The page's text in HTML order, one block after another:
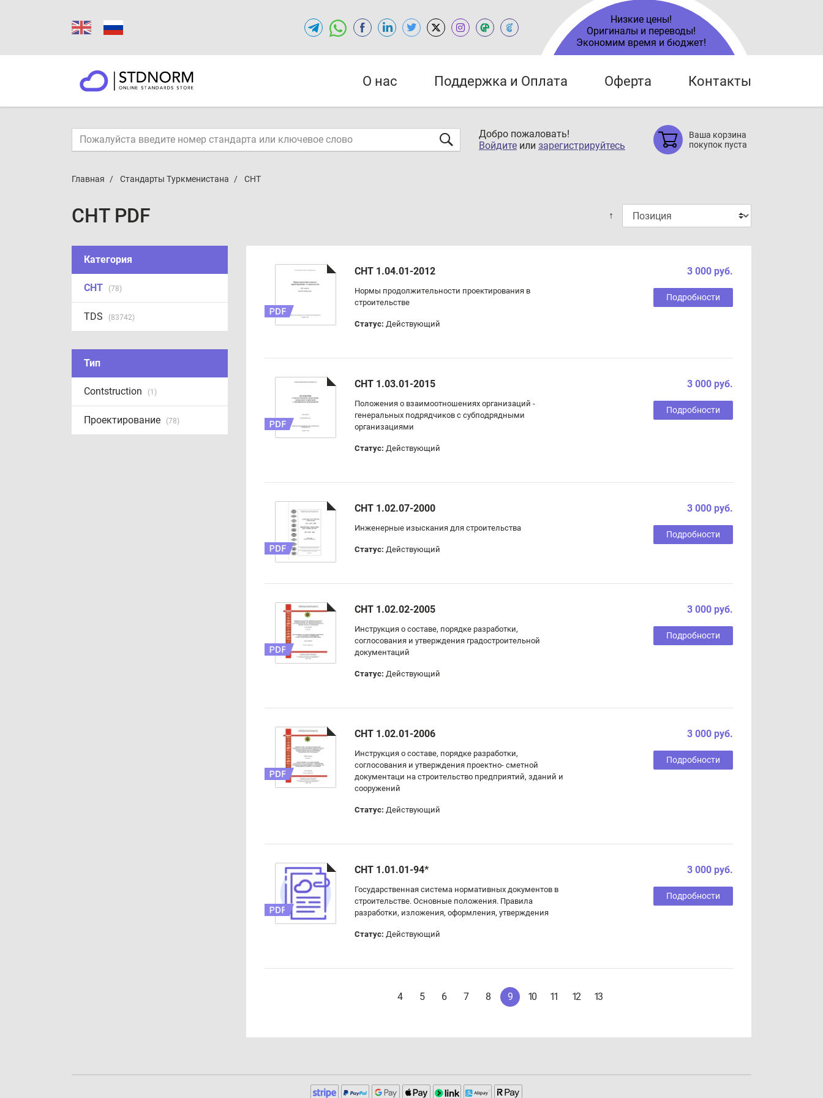
Низкие цены!
Оригиналы и переводы!
Экономим время и бюджет!
О нас Поддержка и Оплата Оферта Контакты
Добро пожаловать!
Войдите или зарегистрируйтесь
Ваша корзина
покупок пуста
Главная Стандарты Туркменистана СНТ
СНТ PDF
Категория
СНТ (78)
TDS (83742)
Тип
Contstruction (1)
Проектирование (78)
↑
СНТ 1.04.01-2012
Нормы продолжительности проектирования в
строительстве
Статус: Действующий
3 000 руб.
Подробности
СНТ 1.03.01-2015
Положения о взаимоотношениях организаций -
генеральных подрядчиков с субподрядными
организациями
Статус: Действующий
3 000 руб.
Подробности
СНТ 1.02.07-2000
Инженерные изыскания для строительства
Статус: Действующий
3 000 руб.
Подробности
СНТ 1.02.02-2005
Инструкция о составе, порядке разработки,
соглосования и утверждения градостроительной
документаций
Статус: Действующий
3 000 руб.
Подробности
СНТ 1.02.01-2006
Инструкция о составе, порядке разработки,
соглосования и утверждения проектно- сметной
документаци на строительство предприятий, зданий и
сооружений
Статус: Действующий
3 000 руб.
Подробности
СНТ 1.01.01-94*
Государственная система нормативных документов в
строительстве. Основные положения. Правила
разработки, изложения, оформления, утверждения
Статус: Действующий
3 000 руб.
Подробности
4 5 6 7 8 9 10 11 12 13